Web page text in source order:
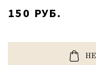
150 РУБ.